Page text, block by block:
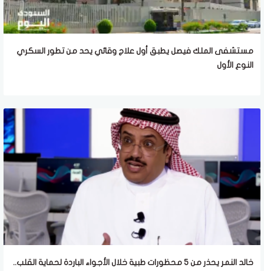
مستشفى الملك فيصل يطبق أول علاج وقائي يحد من تطور السكري
النوع الأول
خالد النمر يحذر من 5 محظورات طبية خلال الأجواء الباردة لحماية القلب..